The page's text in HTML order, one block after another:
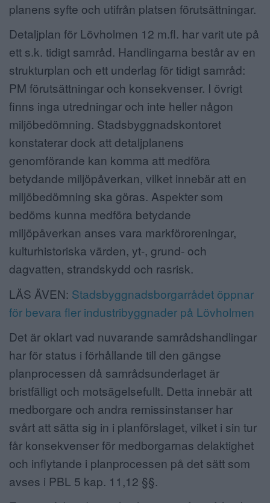
planens syfte och utifrån platsen förutsättningar.
Detaljplan för Lövholmen 12 m.fl. har varit ute på
ett s.k. tidigt samråd. Handlingarna består av en
strukturplan och ett underlag för tidigt samråd:
PM förutsättningar och konsekvenser. I övrigt
finns inga utredningar och inte heller någon
miljöbedömning. Stadsbyggnadskontoret
konstaterar dock att detaljplanens
genomförande kan komma att medföra
betydande miljöpåverkan, vilket innebär att en
miljöbedömning ska göras. Aspekter som
bedöms kunna medföra betydande
miljöpåverkan anses vara markföroreningar,
kulturhistoriska värden, yt-, grund- och
dagvatten, strandskydd och rasrisk.
LÄS ÄVEN: Stadsbyggnadsborgarrådet öppnar
för bevara fler industribyggnader på Lövholmen
Det är oklart vad nuvarande samrådshandlingar
har för status i förhållande till den gängse
planprocessen då samrådsunderlaget är
bristfälligt och motsägelsefullt. Detta innebär att
medborgare och andra remissinstanser har
svårt att sätta sig in i planförslaget, vilket i sin tur
får konsekvenser för medborgarnas delaktighet
och inflytande i planprocessen på det sätt som
avses i PBL 5 kap. 11,12 §§.